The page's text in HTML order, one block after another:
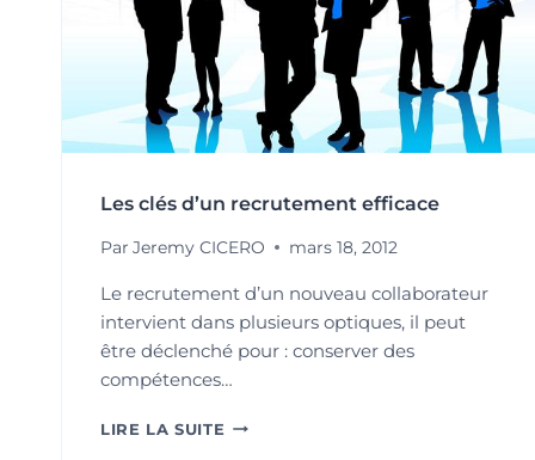
Les clés d’un recrutement efficace
Par Jeremy CICERO mars 18, 2012
Le recrutement d’un nouveau collaborateur
intervient dans plusieurs optiques, il peut
être déclenché pour : conserver des
compétences…
LIRE LA SUITE LES